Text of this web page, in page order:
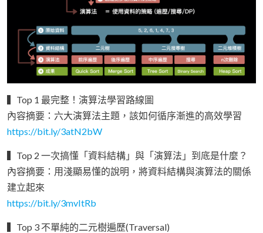
▍Top 1 最完整！演算法學習路線圖
內容摘要：六大演算法主題，該如何循序漸進的高效學習
https://bit.ly/3atN2bW
▍Top 2 一次搞懂「資料結構」與「演算法」到底是什麼？
內容摘要：用淺顯易懂的說明，將資料結構與演算法的關係
建立起來
https://bit.ly/3mvItRb
▍Top 3 不單純的二元樹遍歷(Traversal)